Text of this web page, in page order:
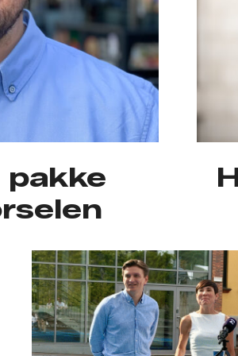
pakke